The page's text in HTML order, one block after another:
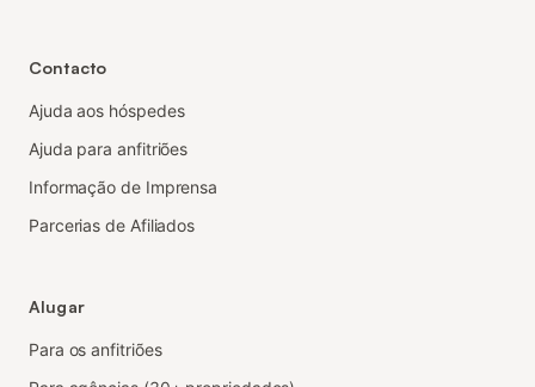
Contacto
Ajuda aos hóspedes
Ajuda para anfitriões
Informação de Imprensa
Parcerias de Afiliados
Alugar
Para os anfitriões